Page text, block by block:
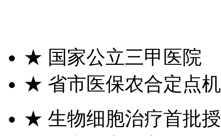
★ 国家公立三甲医院
★ 省市医保农合定点
★ 生物细胞治疗首批